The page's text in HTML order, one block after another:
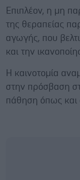
Επιπλέον, η μη
της θεραπείας
αγωγής, που
και την
Η καινοτομία
στην πρόσβαση
πάθηση όπως και